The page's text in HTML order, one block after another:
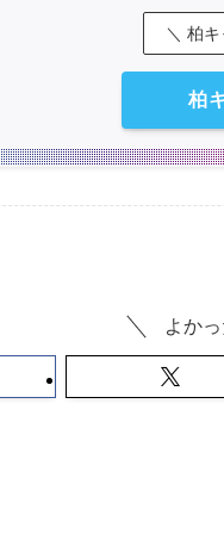
＼ 柏
柏
よか